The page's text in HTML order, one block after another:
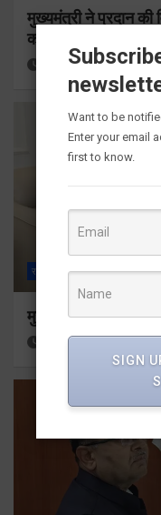
मुख्यमंत्री ने प्रदान
करोड़ की वित्तीय स्वीकृति
17 hours ago
राज्य ALL देहरादून
मुख्यमंत्री से
19 hours ago
Want to be
Enter your email
first to know.
SIGN